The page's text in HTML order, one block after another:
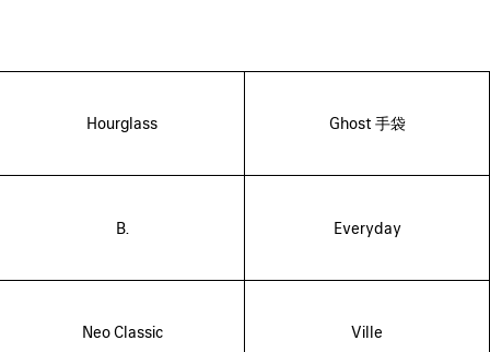
Hourglass Ghost 手袋
B. Everyday
Neo Classic Ville